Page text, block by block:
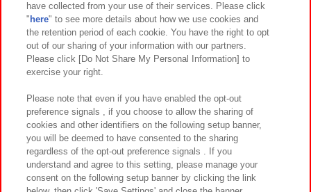
関連会社 サステナビリティ サイトポリシー
プライバシーポリシー ウェブアクセシビリティ方針と検証結果
お取引先さまとともに
カスタマーハラスメント対応方針 よくあるご質問・お問い合わせ
have collected from your use of their services. Please click
" here" to see more details about how we use cookies and
the retention period of each cookie. You have the right to opt
out of our sharing of your information with our partners.
Please click [Do Not Share My Personal Information] to
exercise your right.
Please note that even if you have enabled the opt-out
preference signals , if you choose to allow the sharing of
cookies and other identifiers on the following setup banner,
you will be deemed to have consented to the sharing
regardless of the opt-out preference signals . If you
understand and agree to this setting, please manage your
consent on the following setup banner by clicking the link